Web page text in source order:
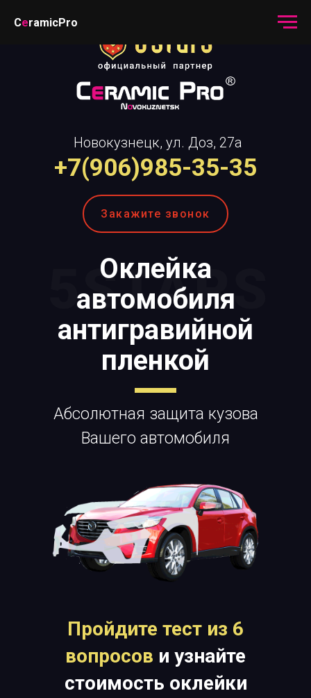
CeramicPro
Абсолютная защита кузова
Вашего автомобиля
Пройдите тест из 6
вопросов и узнайте
стоимость оклейки
Оклейка
автомобиля
антигравийной
пленкой
+7(906)985-35-35
Новокузнецк, ул. Доз, 27а
Закажите звонок